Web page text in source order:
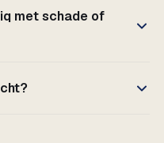
met schade of